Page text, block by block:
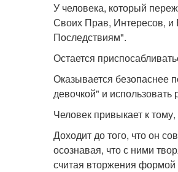
У человека, который
Своих Прав, Интересов, и
Последствиям".
Остается
Оказывается безопаснее
девочкой" и
Человек привыкает к
Доходит до того, что он
осознавая, что с ними
считая вторжения